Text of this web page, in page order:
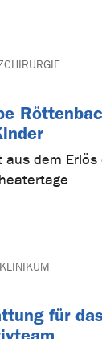
aus dem Erlös
für